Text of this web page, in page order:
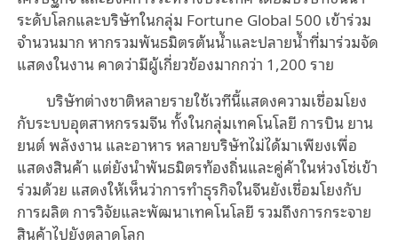
ระดับโลกและบริษัทในกลุ่ม Fortune Global 500 เข้าร่วม
จำนวนมาก หากรวมพันธมิตรต้นน้ำและปลายน้ำที่มาร่วมจัด
แสดงในงาน คาดว่ามีผู้เกี่ยวข้องมากกว่า 1,200 ราย
บริษัทต่างชาติหลายรายใช้เวทีนี้แสดงความเชื่อมโยง
กับระบบอุตสาหกรรมจีน ทั้งในกลุ่มเทคโนโลยี การบิน ยาน
ยนต์ พลังงาน และอาหาร หลายบริษัทไม่ได้มาเพียงเพื่อ
แสดงสินค้า แต่ยังนำพันธมิตรท้องถิ่นและคู่ค้าในห่วงโซ่เข้า
ร่วมด้วย แสดงให้เห็นว่าการทำธุรกิจในจีนยังเชื่อมโยงกับ
การผลิต การวิจัยและพัฒนาเทคโนโลยี รวมถึงการกระจาย
สินค้าไปยังตลาดโลก